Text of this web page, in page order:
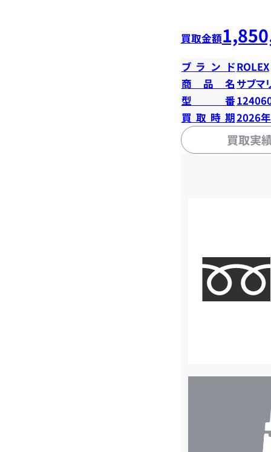
買取金額
ブランドROLEX
商品名 サブマ
型番
買取時期2026
買取実